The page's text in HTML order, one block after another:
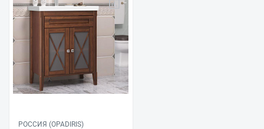
РОССИЯ (OPADIRIS)